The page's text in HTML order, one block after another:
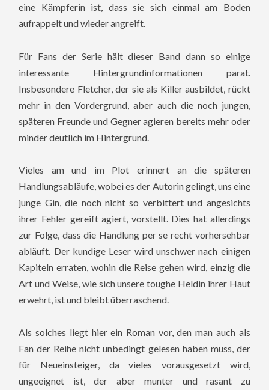
eine Kämpferin ist, dass sie sich einmal am Boden
aufrappelt und wieder angreift.
Für Fans der Serie hält dieser Band dann so einige
interessante Hintergrundinformationen parat.
Insbesondere Fletcher, der sie als Killer ausbildet, rückt
mehr in den Vordergrund, aber auch die noch jungen,
späteren Freunde und Gegner agieren bereits mehr oder
minder deutlich im Hintergrund.
Vieles am und im Plot erinnert an die späteren
Handlungsabläufe, wobei es der Autorin gelingt, uns eine
junge Gin, die noch nicht so verbittert und angesichts
ihrer Fehler gereift agiert, vorstellt. Dies hat allerdings
zur Folge, dass die Handlung per se recht vorhersehbar
abläuft. Der kundige Leser wird unschwer nach einigen
Kapiteln erraten, wohin die Reise gehen wird, einzig die
Art und Weise, wie sich unsere toughe Heldin ihrer Haut
erwehrt, ist und bleibt überraschend.
Als solches liegt hier ein Roman vor, den man auch als
Fan der Reihe nicht unbedingt gelesen haben muss, der
für Neueinsteiger, da vieles vorausgesetzt wird,
ungeeignet ist, der aber munter und rasant zu